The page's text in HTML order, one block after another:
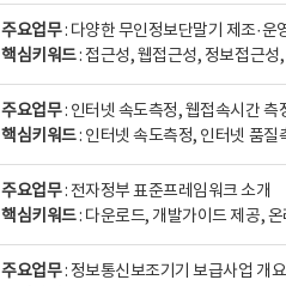
주요업무: 다양한 무인정보단말기 제조·운
핵심키워드: 접근성, 웹접근성, 정보접근
주요업무: 인터넷 속도측정, 웹접속시간 측
핵심키워드: 인터넷 속도측정, 인터넷 품
주요업무: 전자정부 표준프레임워크 소개
핵심키워드: 다운로드, 개발가이드 제공,
주요업무: 정보통신보조기기 보급사업 개